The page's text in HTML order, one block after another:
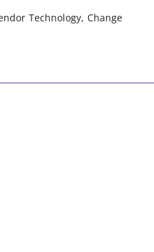
Technology, Change